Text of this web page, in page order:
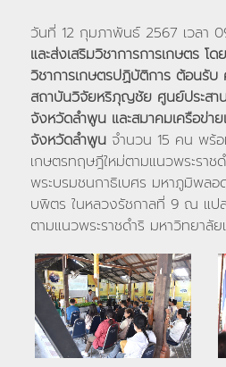
วันที่ 12 กุมภาพันธ์ 2567 เวลา
และส่งเสริมวิชาการการเกษตร
วิชาการเกษตรปฏิบัติการ ต้อนรั
สถาบันวิจัยหริภุญชัย ศูนย์ประสา
จังหวัดลำพูน และสมาคมเครือข่า
จังหวัดลำพูนจำนวน 15 คน พร้อ
เกษตรทฤษฎีใหม่ตามแนวพระราช
พระบรมชนกาธิเบศร มหาภูมิพลอ
บพิตร ในหลวงรัชกาลที่ 9 ณ แป
ตามแนวพระราชดำริ มหาวิทยาลัย